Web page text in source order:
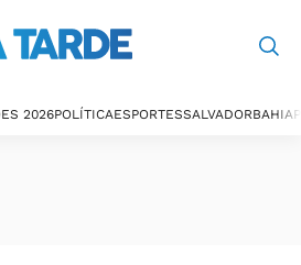
2026POLÍTICAESPORTESSALVADORBAHIA